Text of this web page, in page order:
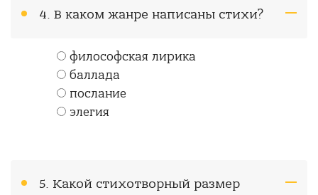
4. В каком жанре написаны стихи?
философская лирика
баллада
послание
элегия
5. Какой стихотворный размер